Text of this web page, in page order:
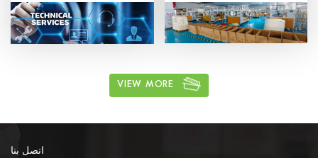
متطلبات الصرف الصحي ويتبعون القواعد.
المنتجات: الاستخدام لتغليف الفواكه
والخضروات صندوق بلاستيك PET ، صينية ،
غلاف وحقيبة من البلاستيك الملفوف
للحفاظ على نضارة. سوشي ، كيك ،
المختلفة المتاحة: يمكن أن تكون المادة
PVC ، PET ، PP ومواد حماية البيئة الأخرى.
VIEW MORE
اتصل بنا